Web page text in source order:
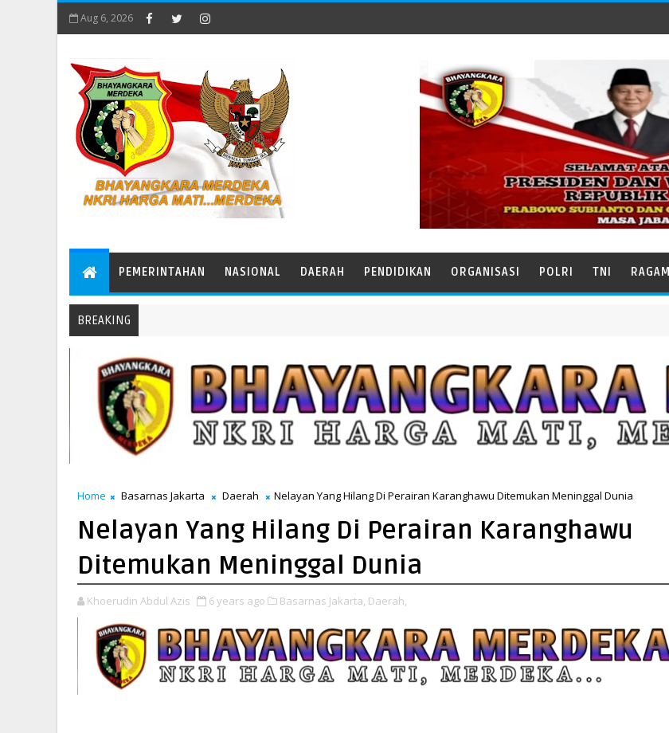
Aug 6, 2026
PEMERINTAHAN NASIONAL DAERAH PENDIDIKAN ORGANISASI POLRI TNI RAGAM
BREAKING
Home Basarnas Jakarta Daerah Nelayan Yang Hilang Di Perairan Karanghawu Ditemukan Meninggal Dunia
Nelayan Yang Hilang Di Perairan Karanghawu
Ditemukan Meninggal Dunia
Khoerudin Abdul Azis 6 years ago Basarnas Jakarta, Daerah,